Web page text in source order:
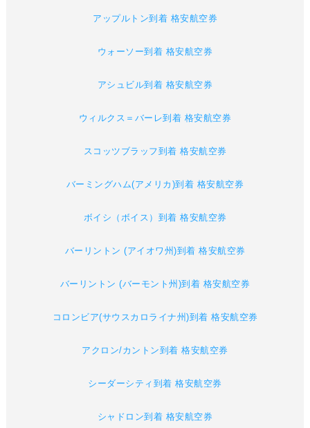
アップルトン到着 格安航空券
ウォーソー到着 格安航空券
アシュビル到着 格安航空券
ウィルクス＝バーレ到着 格安航空券
スコッツブラッフ到着 格安航空券
バーミングハム(アメリカ)到着 格安航空券
ボイシ（ボイス）到着 格安航空券
バーリントン (アイオワ州)到着 格安航空券
バーリントン (バーモント州)到着 格安航空券
コロンビア(サウスカロライナ州)到着 格安航空券
アクロン/カントン到着 格安航空券
シーダーシティ到着 格安航空券
シャドロン到着 格安航空券